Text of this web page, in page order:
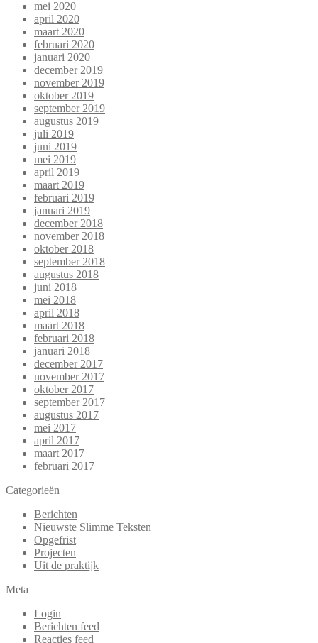
mei 2020
april 2020
maart 2020
februari 2020
januari 2020
december 2019
november 2019
oktober 2019
september 2019
augustus 2019
juli 2019
juni 2019
mei 2019
april 2019
maart 2019
februari 2019
januari 2019
december 2018
november 2018
oktober 2018
september 2018
augustus 2018
juni 2018
mei 2018
april 2018
maart 2018
februari 2018
januari 2018
december 2017
november 2017
oktober 2017
september 2017
augustus 2017
mei 2017
april 2017
maart 2017
februari 2017
Categorieën
Berichten
Nieuwste Slimme Teksten
Opgefrist
Projecten
Uit de praktijk
Meta
Login
Berichten feed
Reacties feed